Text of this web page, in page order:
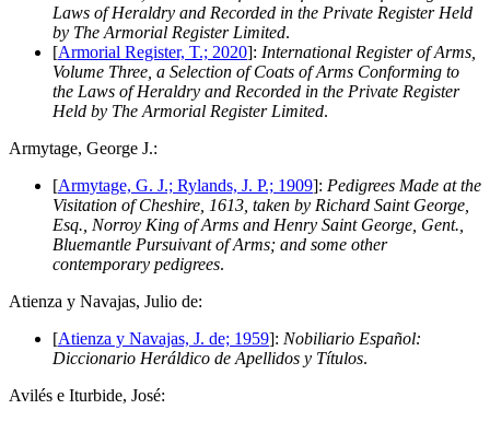
Laws of Heraldry and Recorded in the Private Register Held
by The Armorial Register Limited.
[Armorial Register, T.; 2020]: International Register of Arms,
Volume Three, a Selection of Coats of Arms Conforming to
the Laws of Heraldry and Recorded in the Private Register
Held by The Armorial Register Limited.
Armytage, George J.:
[Armytage, G. J.; Rylands, J. P.; 1909]: Pedigrees Made at the
Visitation of Cheshire, 1613, taken by Richard Saint George,
Esq., Norroy King of Arms and Henry Saint George, Gent.,
Bluemantle Pursuivant of Arms; and some other
contemporary pedigrees.
Atienza y Navajas, Julio de:
[Atienza y Navajas, J. de; 1959]: Nobiliario Español:
Diccionario Heráldico de Apellidos y Títulos.
Avilés e Iturbide, José: